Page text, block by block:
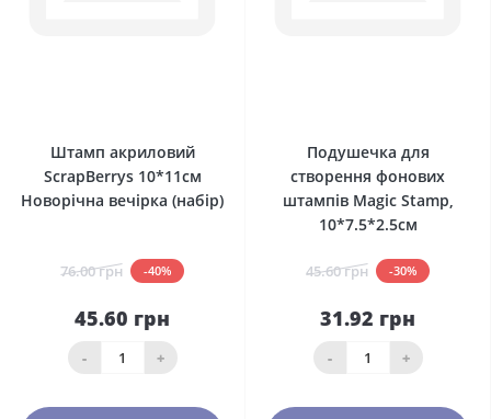
Штамп акриловий
ScrapBerrys 10*11см
Новорічна вечірка (набір)
76.00 грн -40%
45.60 грн
- +
Подушечка для
створення фонових
штампів Magic Stamp,
10*7.5*2.5см
45.60 грн -30%
31.92 грн
- +